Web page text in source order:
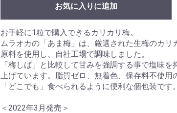
お気に入りに追加
お手軽に1粒で購入できるカリカリ梅。
ムラオカの「あま梅」は、厳選された生梅のカリ
原料を使用し、自社工場で調味しました。
「梅しば」と比較して甘みを強調する事で塩味
上げています。脂質ゼロ、無着色、保存料不使用
「どこでも」食べられるように便利な個包装です。
＜2022年3月発売＞